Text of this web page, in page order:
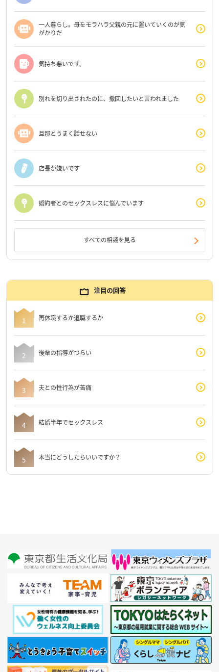
一人暮らし。母をモラハラ父親の元に置いていくのが気
がかりだ
気持ち悪いです。
別れを切り出されたのに、撤回したいと言われました
旦那とうまく話せない
店長が嫌いです
婚約者とのセックスレスに悩んでいます
すべての相談を見る
注目の回答
再休職するか退職するか
後輩の指導がつらい
夫との性行為が苦痛
結婚半年でセックスレス
本当にどうしたらいいですか？